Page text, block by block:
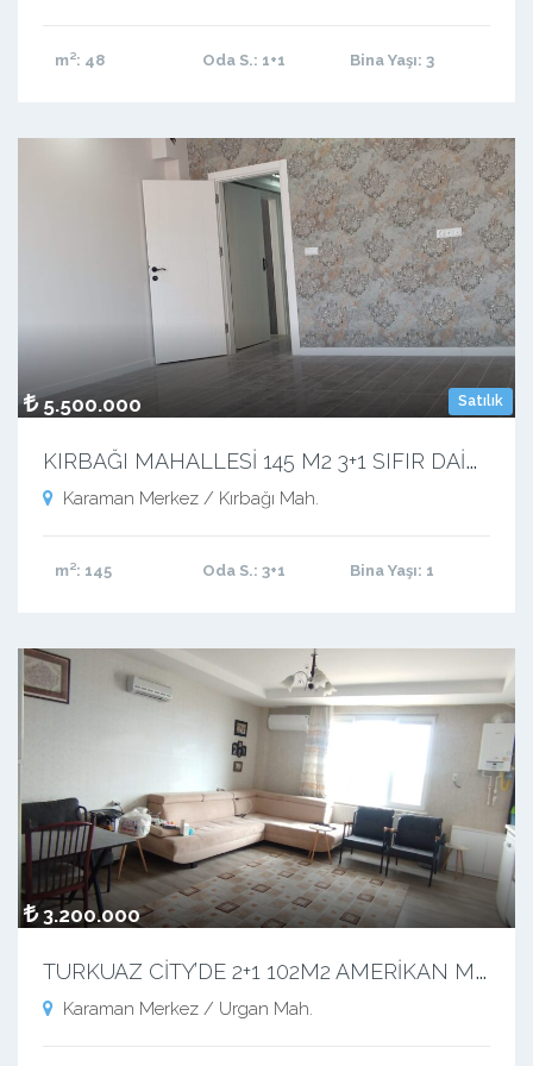
m²: 48 Oda S.: 1+1 Bina Yaşı: 3
Satılık
5.500.000
K
IRBAĞI MAHALLESİ 145 M2 3+1 SIFIR DAİRE
Karaman Merkez / Kırbağı Mah.
m²: 145 Oda S.: 3+1 Bina Yaşı: 1
3.200.000
T
URKUAZ CİTY’DE 2+1 102M2 AMERİKAN MUTFAKLI TEMİZ MASRAFSIZ DAİRE
Karaman Merkez / Urgan Mah.